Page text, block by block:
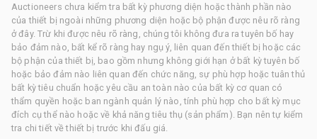
Auctioneers chưa kiểm tra bất kỳ phương diện hoặc thành phần nào
của thiết bị ngoài những phương diện hoặc bộ phận được nêu rõ ràng
ở đây. Trừ khi được nêu rõ ràng, chúng tôi không đưa ra tuyên bố hay
bảo đảm nào, bất kể rõ ràng hay ngụ ý, liên quan đến thiết bị hoặc các
bộ phận của thiết bị, bao gồm nhưng không giới hạn ở bất kỳ tuyên bố
hoặc bảo đảm nào liên quan đến chức năng, sự phù hợp hoặc tuân thủ
bất kỳ tiêu chuẩn hoặc yêu cầu an toàn nào của bất kỳ cơ quan có
thẩm quyền hoặc ban ngành quản lý nào, tính phù hợp cho bất kỳ mục
đích cụ thể nào hoặc về khả năng tiêu thụ (sản phẩm). Bạn nên tự kiểm
tra chi tiết về thiết bị trước khi đấu giá.